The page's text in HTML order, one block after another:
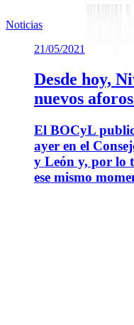
Noticias
21/05/2021
Desde hoy,
nuevos
El BOCyL
ayer en el
y León y, por lo
ese mismo